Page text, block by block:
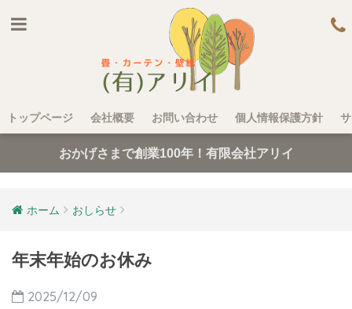
トップページ 会社概要 お問い合わせ 個人情報保護方針
おかげさまで創業100年！有限会社アリイ
ホーム おしらせ
年末年始のお休み
2025/12/09